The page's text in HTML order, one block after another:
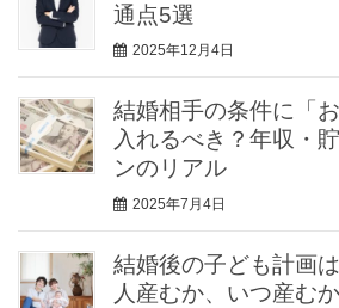
通点5選
2025年12月4日
結婚相手の条件に「
入れるべき？年収・
ンのリアル
2025年7月4日
結婚後の子ども計画
人産むか、いつ産む